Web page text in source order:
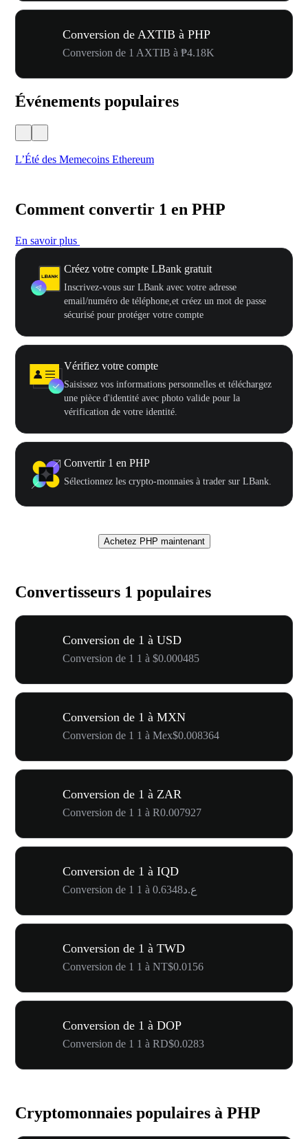
Conversion de AXTIB à PHP
Conversion de 1 AXTIB à ₱4.18K
Événements populaires
L’Été des Memecoins Ethereum
Comment convertir 1 en PHP
En savoir plus
Créez votre compte LBank gratuit
Inscrivez-vous sur LBank avec votre adresse
email/numéro de téléphone,et créez un mot de passe
sécurisé pour protéger votre compte
Vérifiez votre compte
Saisissez vos informations personnelles et téléchargez
une pièce d'identité avec photo valide pour la
vérification de votre identité.
Convertir 1 en PHP
Sélectionnez les crypto-monnaies à trader sur LBank.
Achetez PHP maintenant
Convertisseurs 1 populaires
Conversion de 1 à USD
Conversion de 1 1 à $0.000485
Conversion de 1 à MXN
Conversion de 1 1 à Mex$0.008364
Conversion de 1 à ZAR
Conversion de 1 1 à R0.007927
Conversion de 1 à IQD
Conversion de 1 1 à ع.د0.6348
Conversion de 1 à TWD
Conversion de 1 1 à NT$0.0156
Conversion de 1 à DOP
Conversion de 1 1 à RD$0.0283
Cryptomonnaies populaires à PHP